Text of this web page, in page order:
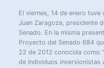
El viernes, 14 de enero tuve
Juan Zaragoza, presidente
Senado. En la misma
Proyecto del Senado 684
22 de 2012 conocida como
de Individuos inversionistas